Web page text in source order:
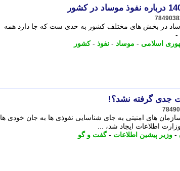
اسبق اطلاعات در خرداد 1400 / نفوذ موساد در بخش های مختلف کشور به حدی ست که جا دارد همه
-
اسلامی - موساد - نفوذ -کشور
جدی گرفته نشد؟!
های امنیتی به جای شناسایی نفوذی ها به جان خودی ها
اطلاعات ایجاد شد، ...
- وزیر پیشین اطلاعات -گفت و گو